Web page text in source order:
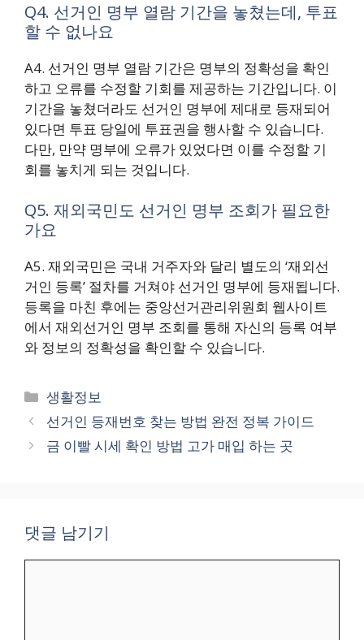
Q4. 선거인 명부 열람 기간을 놓쳤는데, 투표
할 수 없나요
A4. 선거인 명부 열람 기간은 명부의 정확성을 확인
하고 오류를 수정할 기회를 제공하는 기간입니다. 이
기간을 놓쳤더라도 선거인 명부에 제대로 등재되어
있다면 투표 당일에 투표권을 행사할 수 있습니다.
다만, 만약 명부에 오류가 있었다면 이를 수정할 기
회를 놓치게 되는 것입니다.
Q5. 재외국민도 선거인 명부 조회가 필요한
가요
A5. 재외국민은 국내 거주자와 달리 별도의 ‘재외선
거인 등록’ 절차를 거쳐야 선거인 명부에 등재됩니다.
등록을 마친 후에는 중앙선거관리위원회 웹사이트
에서 재외선거인 명부 조회를 통해 자신의 등록 여부
와 정보의 정확성을 확인할 수 있습니다.
카
테
고
리
생활정보
선거인 등재번호 찾는 방법 완전 정복 가이드
금 이빨 시세 확인 방법 고가 매입 하는 곳
댓글 남기기